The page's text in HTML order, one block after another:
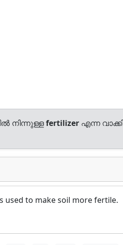
നിന്നുള്ളfertilizer എന്ന
used to make soil more fertile.